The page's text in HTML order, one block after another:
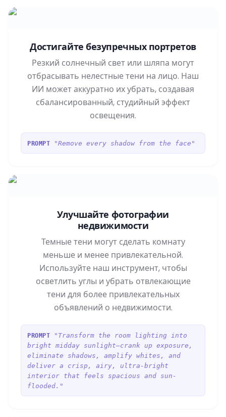
Достигайте безупречных портретов
Резкий солнечный свет или шляпа могут
отбрасывать нелестные тени на лицо. Наш
ИИ может аккуратно их убрать, создавая
сбалансированный, студийный эффект
освещения.
PROMPT "Remove every shadow from the face"
Улучшайте фотографии
недвижимости
Темные тени могут сделать комнату
меньше и менее привлекательной.
Используйте наш инструмент, чтобы
осветлить углы и убрать отвлекающие
тени для более привлекательных
объявлений о недвижимости.
PROMPT
"Transform the room lighting into
bright midday sunlight—crank up exposure,
eliminate shadows, amplify whites, and
deliver a crisp, airy, ultra-bright
interior that feels spacious and sun-
flooded."